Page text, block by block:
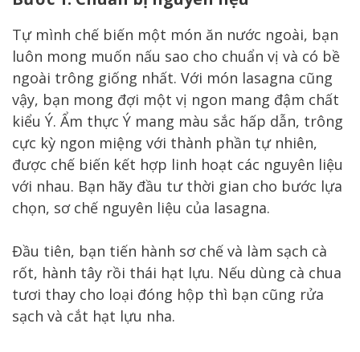
Tự mình chế biến một món ăn nước ngoài, bạn
luôn mong muốn nấu sao cho chuẩn vị và có bề
ngoài trông giống nhất. Với món lasagna cũng
vậy, bạn mong đợi một vị ngon mang đậm chất
kiểu Ý. Ẩm thực Ý mang màu sắc hấp dẫn, trông
cực kỳ ngon miệng với thành phần tự nhiên,
được chế biến kết hợp linh hoạt các nguyên liệu
với nhau. Bạn hãy đầu tư thời gian cho bước lựa
chọn, sơ chế nguyên liệu của lasagna.
Đầu tiên, bạn tiến hành sơ chế và làm sạch cà
rốt, hành tây rồi thái hạt lựu. Nếu dùng cà chua
tươi thay cho loại đóng hộp thì bạn cũng rửa
sạch và cắt hạt lựu nha.